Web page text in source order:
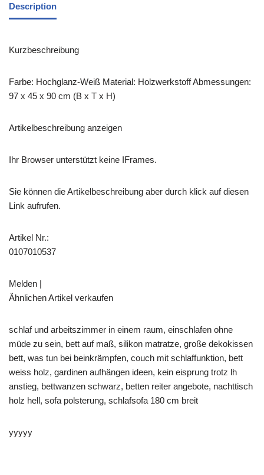
Description
Kurzbeschreibung
Farbe: Hochglanz-Weiß Material: Holzwerkstoff Abmessungen:
97 x 45 x 90 cm (B x T x H)
Artikelbeschreibung anzeigen
Ihr Browser unterstützt keine IFrames.
Sie können die Artikelbeschreibung aber durch klick auf diesen
Link aufrufen.
Artikel Nr.:
0107010537
Melden |
Ähnlichen Artikel verkaufen
schlaf und arbeitszimmer in einem raum, einschlafen ohne
müde zu sein, bett auf maß, silikon matratze, große dekokissen
bett, was tun bei beinkrämpfen, couch mit schlaffunktion, bett
weiss holz, gardinen aufhängen ideen, kein eisprung trotz lh
anstieg, bettwanzen schwarz, betten reiter angebote, nachttisch
holz hell, sofa polsterung, schlafsofa 180 cm breit
yyyyy